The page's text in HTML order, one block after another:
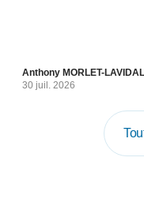
Anthony MORLET-
30 juil. 2026